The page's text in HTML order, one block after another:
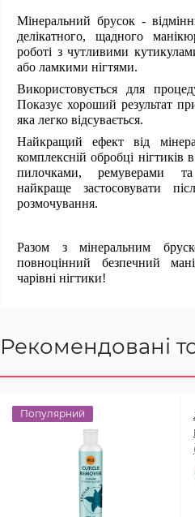
Мінеральний брусок -
делікатного, щадного
роботі з чутливими
або ламкими нігтями.
Використовується для
Показує хороший результат
яка легко відсувається.
Найкращий ефект від
комплексній обробці
пилочками, ремуверами
найкраще застосовувати
розмочування.
Разом з мінеральним
повноцінний безпечний
чарівні нігтики!
Рекомендовані
Популярний